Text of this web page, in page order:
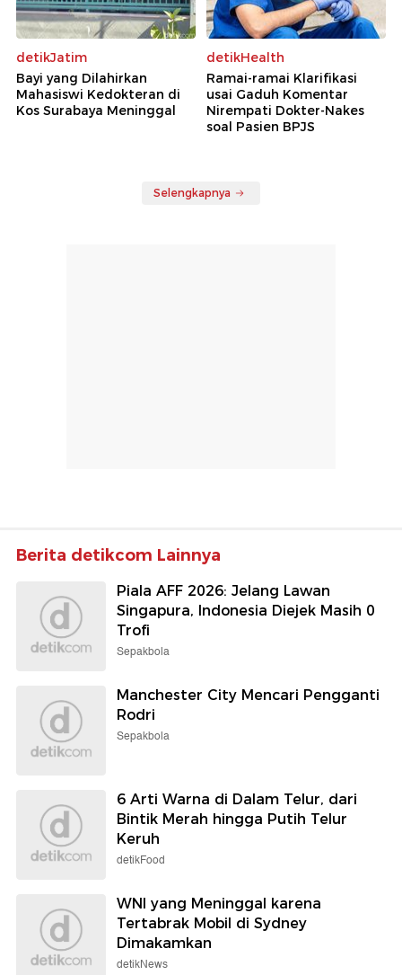
detikJatim
Bayi yang Dilahirkan
Mahasiswi Kedokteran di
Kos Surabaya Meninggal
detikHealth
Ramai-ramai Klarifikasi
usai Gaduh Komentar
Nirempati Dokter-Nakes
soal Pasien BPJS
Selengkapnya
Berita detikcom Lainnya
Piala AFF 2026: Jelang Lawan
Singapura, Indonesia Diejek Masih 0
Trofi
Sepakbola
Manchester City Mencari Pengganti
Rodri
Sepakbola
6 Arti Warna di Dalam Telur, dari
Bintik Merah hingga Putih Telur
Keruh
detikFood
WNI yang Meninggal karena
Tertabrak Mobil di Sydney
Dimakamkan
detikNews